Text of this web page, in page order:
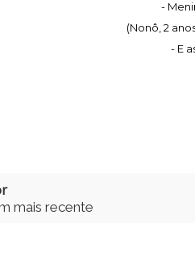
-
(Nonô, 2
- E
mais recente